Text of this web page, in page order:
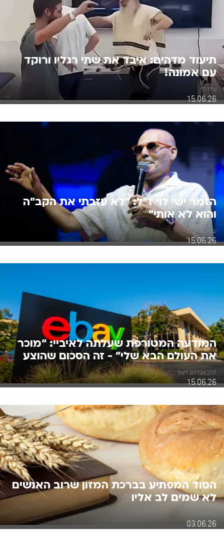
תיעוד מדהים: איבד את שתי רגליו ורוקד
עם אמונה!
עידו לוי
15.06.26
הזמר ישי לוי ז"ל: "לא עזבתי את הקב"ה
והוא לא אותי"
עמית רוזנברג
15.06.26
המודעה המטורפת שעלתה לאיביי: “מוכר
את העולם הבא שלי” - זה הסכום שהוצע
הרב אברהם לשם
15.06.26
הסוד המפתיע בברכת המזון שרוב האנשים
לא שמים לב אליו
עידו לוי
03.06.26